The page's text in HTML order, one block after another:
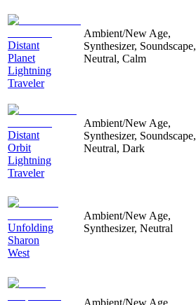
Distant
Planet
Lightning
Traveler
Ambient/New Age,
Synthesizer, Soundscape,
Neutral, Calm
Distant
Orbit
Lightning
Traveler
Ambient/New Age,
Synthesizer, Soundscape,
Neutral, Dark
Unfolding
Sharon
West
Ambient/New Age,
Synthesizer, Neutral
Ambient/New Age,